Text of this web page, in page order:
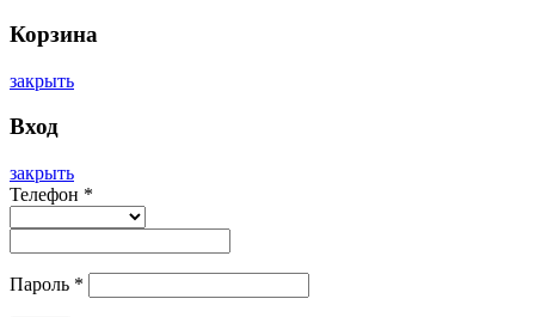
Корзина
закрыть
Вход
закрыть
Телефон *
Пароль *